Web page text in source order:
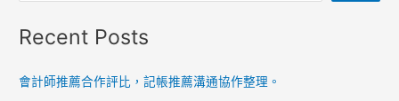
Recent Posts
會計師推薦合作評比，記帳推薦溝通協作整理。